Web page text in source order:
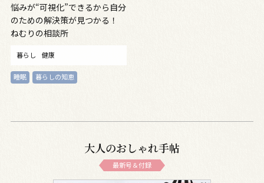
悩みが“可視化”できるから自分
のための解決策が見つかる！
ねむりの相談所
暮らし 健康
睡眠 暮らしの知恵
大人のおしゃれ手帖
最新号＆付録